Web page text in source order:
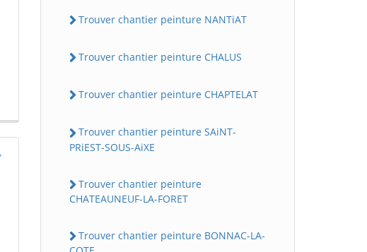
Trouver chantier peinture NANTiAT
Trouver chantier peinture CHALUS
Trouver chantier peinture CHAPTELAT
Trouver chantier peinture SAiNT-
PRiEST-SOUS-AiXE
Trouver chantier peinture
CHATEAUNEUF-LA-FORET
Trouver chantier peinture BONNAC-LA-